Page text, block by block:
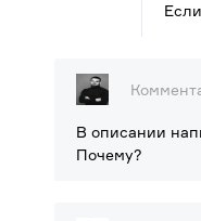
В описании
Почему?